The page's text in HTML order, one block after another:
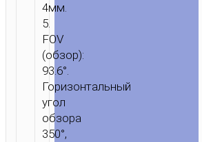
4мм.
5.
FOV
(обзор):
93.6°.
Горизонтальный
угол
обзора
350°,